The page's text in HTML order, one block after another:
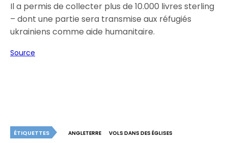
Il a permis de collecter plus de 10.000 livres sterling
– dont une partie sera transmise aux réfugiés
ukrainiens comme aide humanitaire.
Source
ÉTIQUETTES ANGLETERRE VOLS DANS DES ÉGLISES